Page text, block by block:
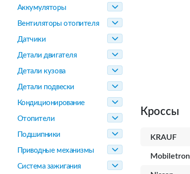
Аккумуляторы
Вентиляторы отопителя
Датчики
Детали двигателя
Детали кузова
Детали подвески
Кондиционирование
Отопители
Подшипники
Приводные механизмы
Система зажигания
Кроссы
KRAUF
Mobiletron